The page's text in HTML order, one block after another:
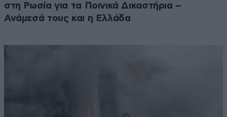
στη Ρωσία για τα Ποινικά Δικαστήρια –
Ανάμεσά τους και η Ελλάδα